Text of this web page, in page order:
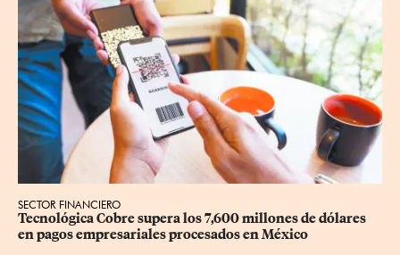
SECTOR FINANCIERO
Tecnológica Cobre supera los 7,600 millones de dólares
en pagos empresariales procesados en México